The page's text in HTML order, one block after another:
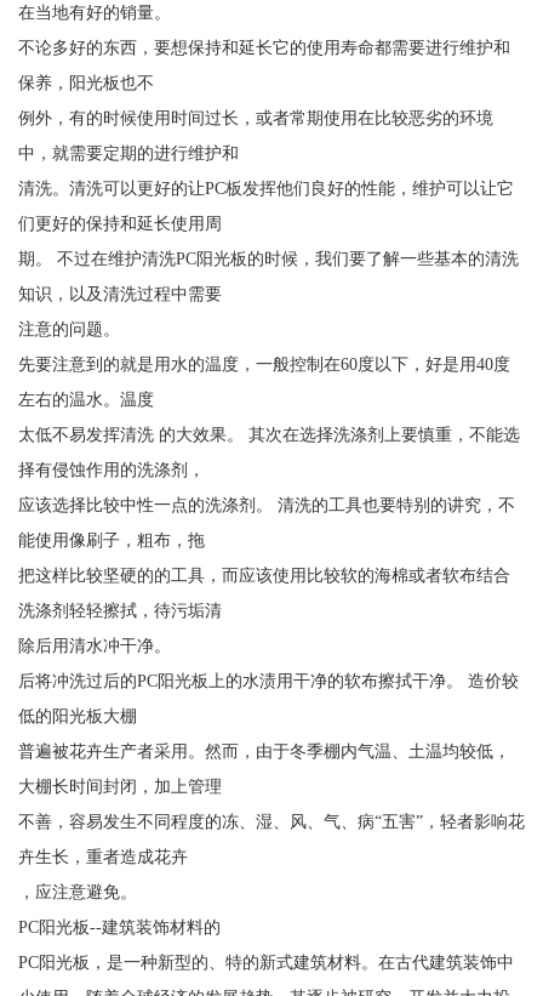
在当地有好的销量。
不论多好的东西，要想保持和延长它的使用寿命都需要进行维护和
保养，阳光板也不
例外，有的时候使用时间过长，或者常期使用在比较恶劣的环境
中，就需要定期的进行维护和
清洗。清洗可以更好的让PC板发挥他们良好的性能，维护可以让它
们更好的保持和延长使用周
期。 不过在维护清洗PC阳光板的时候，我们要了解一些基本的清洗
知识，以及清洗过程中需要
注意的问题。
先要注意到的就是用水的温度，一般控制在60度以下，好是用40度
左右的温水。温度
太低不易发挥清洗 的大效果。 其次在选择洗涤剂上要慎重，不能选
择有侵蚀作用的洗涤剂，
应该选择比较中性一点的洗涤剂。 清洗的工具也要特别的讲究，不
能使用像刷子，粗布，拖
把这样比较坚硬的的工具，而应该使用比较软的海棉或者软布结合
洗涤剂轻轻擦拭，待污垢清
除后用清水冲干净。
后将冲洗过后的PC阳光板上的水渍用干净的软布擦拭干净。 造价较
低的阳光板大棚
普遍被花卉生产者采用。然而，由于冬季棚内气温、土温均较低，
大棚长时间封闭，加上管理
不善，容易发生不同程度的冻、湿、风、气、病“五害”，轻者影响花
卉生长，重者造成花卉
，应注意避免。
PC阳光板--建筑装饰材料的
PC阳光板，是一种新型的、特的新式建筑材料。在古代建筑装饰中